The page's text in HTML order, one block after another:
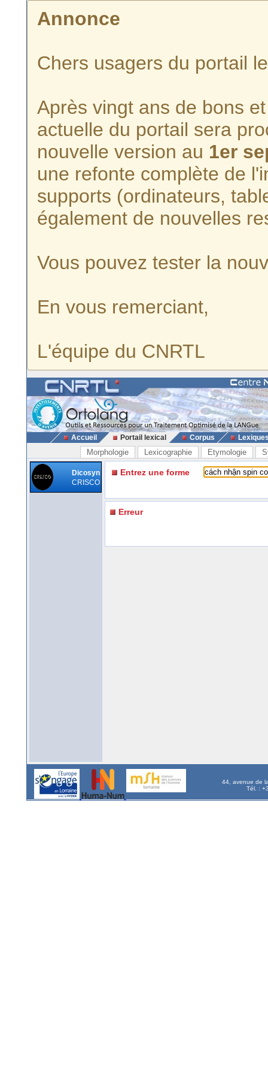
Annonce
Chers usagers du portail
Après vingt ans de bons
actuelle du portail sera
nouvelle version au 1er
une refonte complète de
supports (ordinateurs,
également de nouvelles
Vous pouvez tester la
En vous remerciant,
L'équipe du CNRTL
Accueil Portail lexical Corpus
Morphologie Lexicographie Etymologie
Dicosyn
CRISCO
Entrez une forme
Erreur
44, avenue de
Tél. :